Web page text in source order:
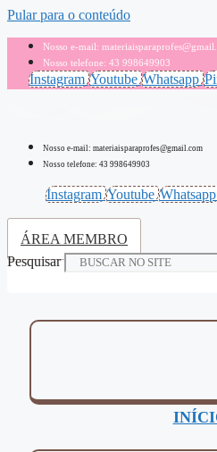
Pular para o conteúdo
Nosso e-mail:
Nosso telefone: 43 998649903
Instagram Youtube Whatsapp
Nosso e-mail: materiaisparaprofes@gmail.com
Nosso telefone: 43 998649903
Instagram Youtube Whatsapp
ÁREA MEMBRO
Pesquisar